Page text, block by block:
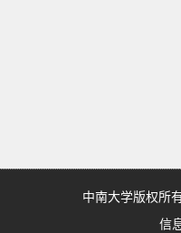
中南大学版权所
信